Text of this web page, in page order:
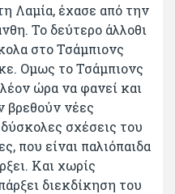
Λαμία, έχασε από την
Το δεύτερο άλλοθι
στο Τσάμπιονς
Ομως το Τσάμπιονς
ώρα να φανεί και
βρεθούν νέες
σχέσεις του
που είναι παλιόπαιδα
Και χωρίς
διεκδίκηση του